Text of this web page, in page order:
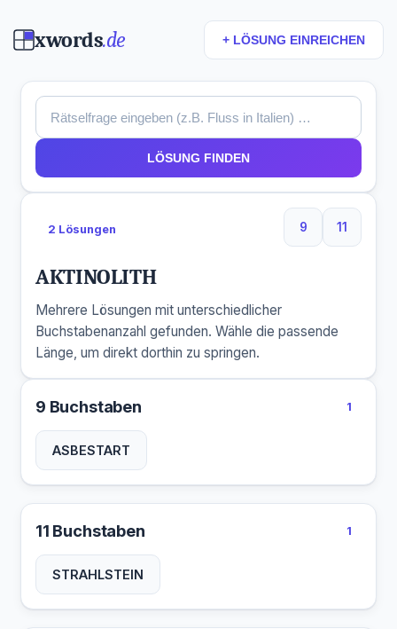
xwords.de + LÖSUNG EINREICHEN
LÖSUNG FINDEN
2 Lösungen 9
9 Buchstaben
11
11
AKTINOLITH
Mehrere Lösungen mit unterschiedlicher
Buchstabenanzahl gefunden. Wähle die passende
Länge, um direkt dorthin zu springen.
9 Buchstaben 1
ASBESTART
11 Buchstaben 1
STRAHLSTEIN